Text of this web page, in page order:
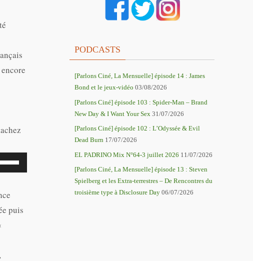
puis
PODCASTS
[Parlons Ciné, La Mensuelle] épisode 14 : James
Bond et le jeux-vidéo 03/08/2026
[Parlons Ciné] épisode 103 : Spider-Man – Brand
New Day & I Want Your Sex 31/07/2026
[Parlons Ciné] épisode 102 : L’Odyssée & Evil
Dead Burn 17/07/2026
EL PADRINO Mix N°64-3 juillet 2026 11/07/2026
[Parlons Ciné, La Mensuelle] épisode 13 : Steven
Spielberg et les Extra-terrestres – De Rencontres du
troisième type à Disclosure Day 06/07/2026